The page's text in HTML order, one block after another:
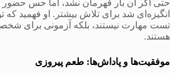
حتی اگر آن بار قهرمان نشد، اما حس
انگیزه‌ای شد برای تلاش بیشتر. او فهمید که
تست مهارت نیستند، بلکه آزمونی برای
هستند.
موفقیت‌ها و پاداش‌ها: طعم پیروزی